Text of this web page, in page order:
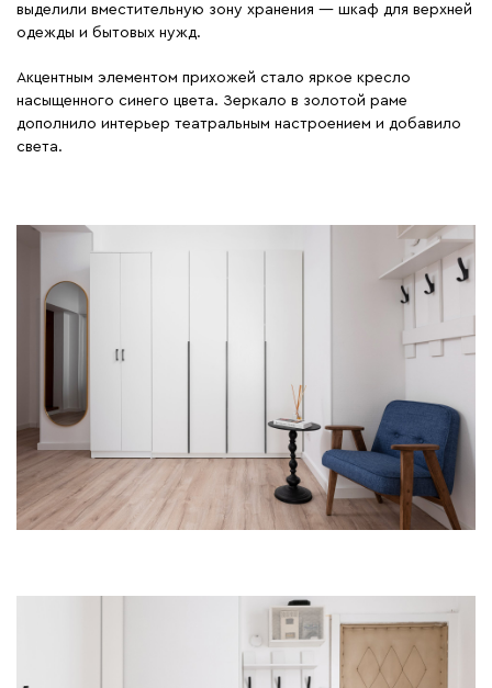
выделили вместительную зону хранения — шкаф для верхней
одежды и бытовых нужд.
Акцентным элементом прихожей стало яркое кресло
насыщенного синего цвета. Зеркало в золотой раме
дополнило интерьер театральным настроением и добавило
света.